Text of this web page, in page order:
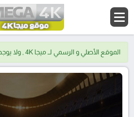
الموقع الأصلي و الرسمي لــ ميجا 4K , ولا يوجد لدينا موقع اخر.